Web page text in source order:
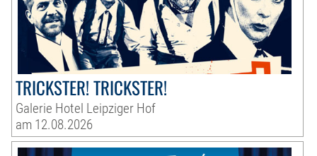
TRICKSTER! TRICKSTER!
Galerie Hotel Leipziger Hof
am 12.08.2026